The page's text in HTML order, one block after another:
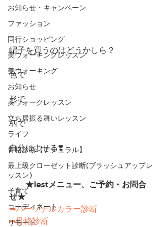
お知らせ・キャンペーン
ファッション
同行ショッピング
美ウォーキングレッスン
美ウォーキング
お知らせ
美ウォークレッスン
立ち居振る舞いレッスン
ライフ
骨格診断【ナチュラル】
最上級クローゼット診断(ブラッシュアップレ
ッスン)
子育て
コーディネート
リモード
帽子を買うのはどうかしら？
色で
形で
柄で
自分によせる❣️
★Iestメニュー、ご予約・お問合
せ★
➡パーソナルカラー診断
➡骨格診断